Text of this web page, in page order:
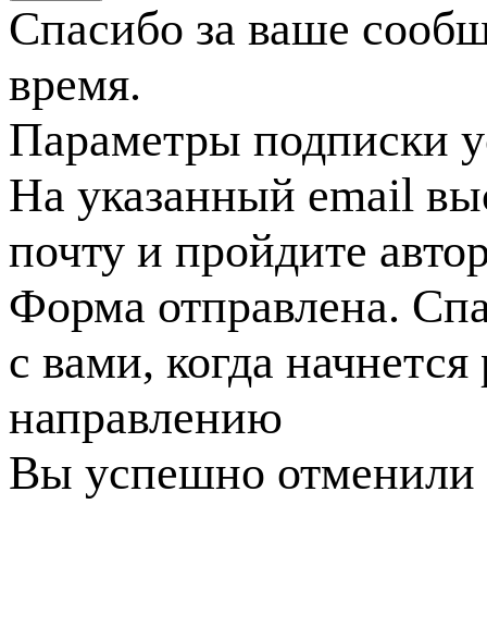
Спасибо за ваше
время.
Параметры подписки
На указанный email
почту и пройдите
Форма отправлена.
с вами, когда
направлению
Вы успешно отменили